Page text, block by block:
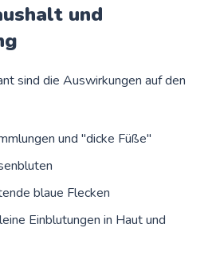
und
sind die Auswirkungen auf den
und "dicke Füße"
blaue Flecken
Einblutungen in Haut und